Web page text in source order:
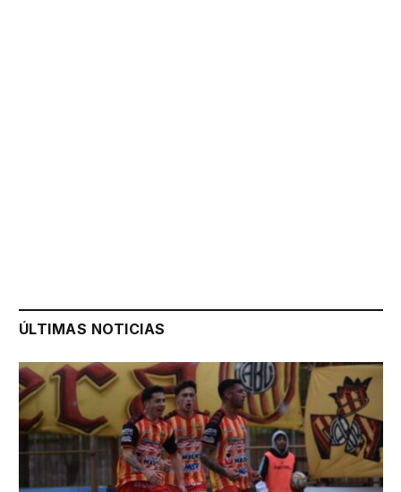
ÚLTIMAS NOTICIAS